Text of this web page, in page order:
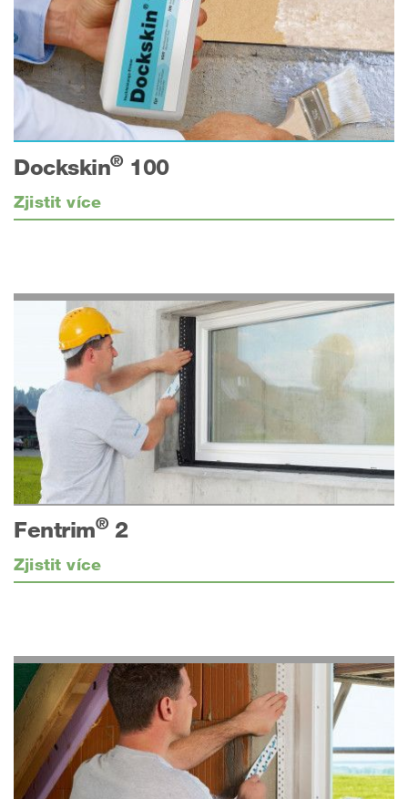
Dockskin®100
Zjistit více
Fentrim® 2
Zjistit více